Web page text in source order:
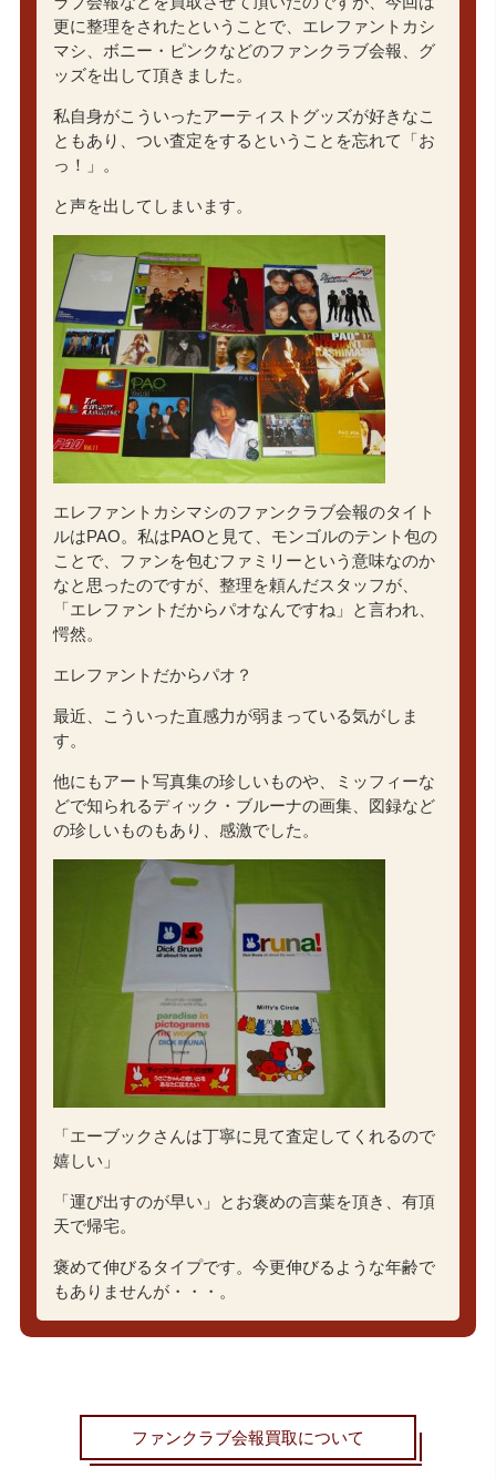
更に整理をされたということで、エレファントカシ
マシ、ボニー・ピンクなどのファンクラブ会報、グ
ッズを出して頂きました。
私自身がこういったアーティストグッズが好きなこ
ともあり、つい査定をするということを忘れて「お
っ！」。
と声を出してしまいます。
エレファントカシマシのファンクラブ会報のタイト
ルはPAO。私はPAOと見て、モンゴルのテント包の
ことで、ファンを包むファミリーという意味なのか
なと思ったのですが、整理を頼んだスタッフが、
「エレファントだからパオなんですね」と言われ、
愕然。
エレファントだからパオ？
最近、こういった直感力が弱まっている気がしま
す。
他にもアート写真集の珍しいものや、ミッフィーな
どで知られるディック・ブルーナの画集、図録など
の珍しいものもあり、感激でした。
「エーブックさんは丁寧に見て査定してくれるので
嬉しい」
「運び出すのが早い」とお褒めの言葉を頂き、有頂
天で帰宅。
褒めて伸びるタイプです。今更伸びるような年齢で
もありませんが・・・。
ファンクラブ会報買取について